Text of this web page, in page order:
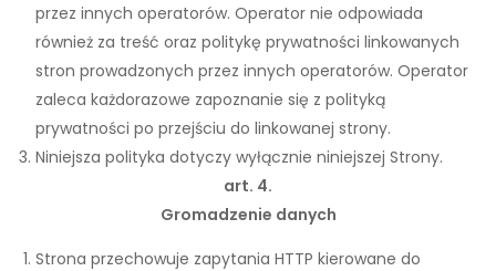
przez innych operatorów. Operator nie odpowiada
również za treść oraz politykę prywatności linkowanych
stron prowadzonych przez innych operatorów. Operator
zaleca każdorazowe zapoznanie się z polityką
prywatności po przejściu do linkowanej strony.
Niniejsza polityka dotyczy wyłącznie niniejszej Strony.
art. 4.
Gromadzenie danych
Strona przechowuje zapytania HTTP kierowane do